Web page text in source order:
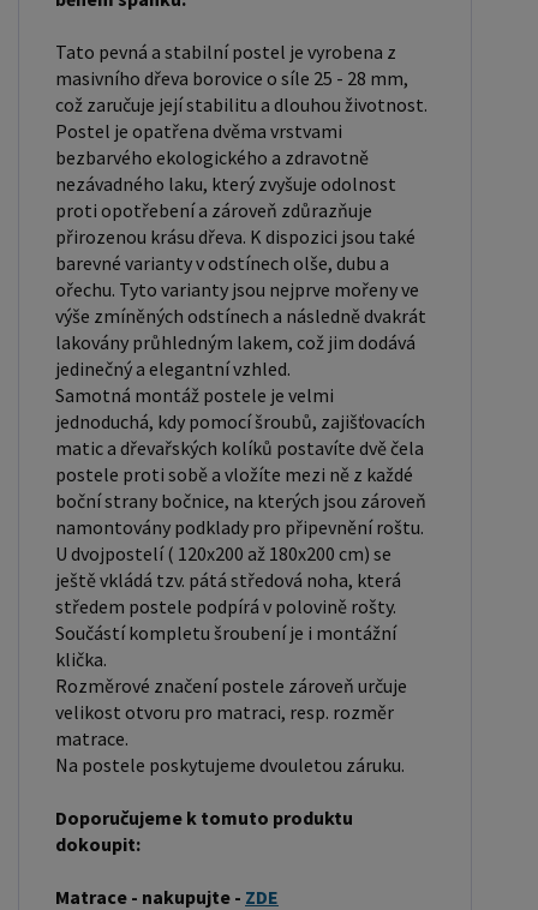
pohyblivostí. Rozměry postele 80x200 cm a
90x200 cm jsou obecně považovány za standardní
pro jednolůžko. Tyto rozměry postele jsou ideální
pro jednotlivce a najdou uplatnění v ložnici,
studentském pokoji, pokoji pro hosty a dalších
pokojích. Námi nabízené postele, lze doplnit
matrací, nočními stolky, komodou, skříní i úložným
prostorem. Postele o rozměru 120x200 cm a
140x200 cm jsou považovány za velmi komfortní
jednolůžka. Tento rozměr postele je ideální pro
jednotlivce, kteří hledají více prostoru než
standardní jednolůžko nabízí. Rozměry postele
160x200 cm a 180x200 cm jsou považovány za
standardní pro dvoulůžkovou postel. Před
nákupem postele se ujistěte, že máte dostatek
místa ve své ložnici. Materiál postele: Masiv
borovice je typ dřeva, který je známý svou dobrou
pevností a dlouhou trvanlivostí. Borovicové dřevo
se řadí mezi měkké dřeviny. Je o malinko tvrdší
než masivní smrk, ale lépe se opracovává.
Borovicové dřevo vyniká krásnou barvou a
okouzlující kresbou. Má světlou barvu, která díky
obsahu jádra místy přechází až do oranžovo
hnědého nebo načervenalého odstínu. Tento
například pro výrobu postelí nebo knihoven.
Výrobky z masivu borovice jsou oblíbené pro svůj
přírodní vzhled a trvanlivost. Typ postele: Klasická
Tato pevná a stabilní postel je vyrobena z
masivního dřeva borovice o síle 25 - 28 mm,
což zaručuje její stabilitu a dlouhou životnost.
Postel je opatřena dvěma vrstvami
bezbarvého ekologického a zdravotně
nezávadného laku, který zvyšuje odolnost
proti opotřebení a zároveň zdůrazňuje
přirozenou krásu dřeva. K dispozici jsou také
barevné varianty v odstínech olše, dubu a
ořechu. Tyto varianty jsou nejprve mořeny ve
výše zmíněných odstínech a následně dvakrát
lakovány průhledným lakem, což jim dodává
jedinečný a elegantní vzhled.
Samotná montáž postele je velmi
jednoduchá, kdy pomocí šroubů, zajišťovacích
matic a dřevařských kolíků postavíte dvě čela
postele proti sobě a vložíte mezi ně z každé
boční strany bočnice, na kterých jsou zároveň
namontovány podklady pro připevnění roštu.
U dvojpostelí ( 120x200 až 180x200 cm) se
ještě vkládá tzv. pátá středová noha, která
středem postele podpírá v polovině rošty.
Součástí kompletu šroubení je i montážní
klička.
Rozměrové značení postele zároveň určuje
velikost otvoru pro matraci, resp. rozměr
matrace.
Na postele poskytujeme dvouletou záruku.
Doporučujeme k tomuto produktu
dokoupit:
Matrace - nakupujte - ZDE